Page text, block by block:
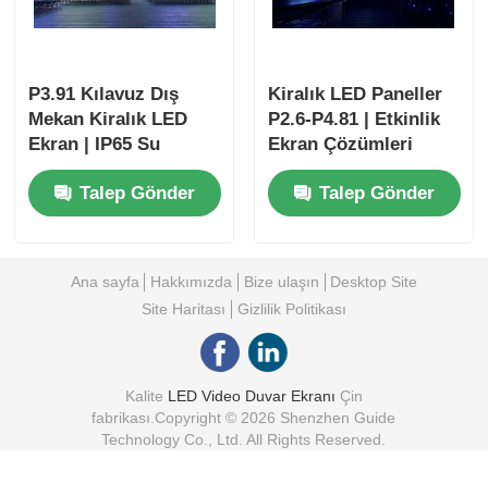
P3.91 Kılavuz Dış
Mekan Kiralık LED
Ekran | IP65 Su
Geçirmez Video
DuvarıTalep Gönder
Kiralık LED Paneller
P2.6-P4.81 | Etkinlik
Ekran Çözümleri
Talep Gönder
Ana sayfa Hakkımızda Bize ulaşın
Desktop Site
Site Haritası
Gizlilik Politikası
Kalite LED Video Duvar Ekranı Çin
fabrikası.Copyright © 2026 Shenzhen Guide
Technology Co., Ltd. All Rights Reserved.